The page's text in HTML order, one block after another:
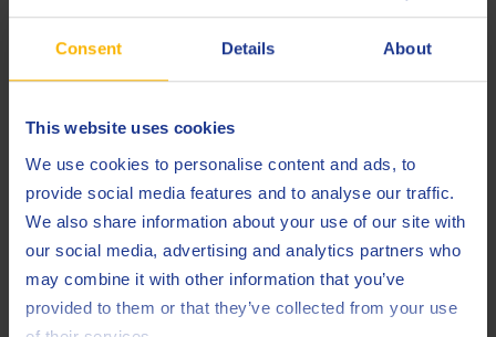
Consent Details About
This website uses cookies
We use cookies to personalise content and ads, to
provide social media features and to analyse our traffic.
We also share information about your use of our site with
our social media, advertising and analytics partners who
may combine it with other information that you’ve
provided to them or that they’ve collected from your use
SN
API SN Plus
Ford M2C961-A1
Dexos1 Gen3
ILSAC GF-5
ILSAC